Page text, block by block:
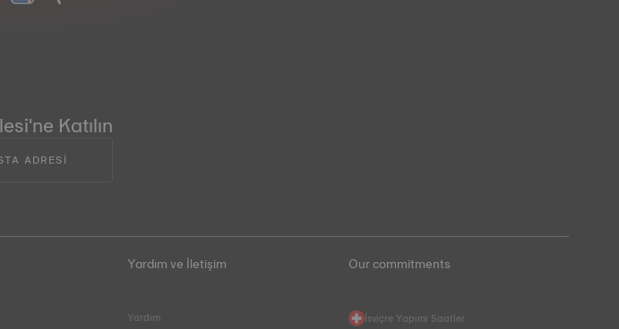
Katılın
ADRESİ
Yardım ve İletişim
Yardım
Our commitments
İsviçre Yapımı Saatler